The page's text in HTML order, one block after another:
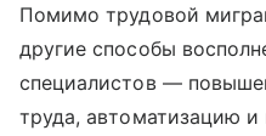
Помимо трудовой
другие способы
специалистов —
труда, автоматизацию и